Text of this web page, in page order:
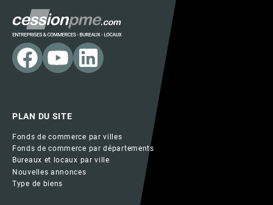
PLAN DU SITE
Fonds de commerce par villes
Fonds de commerce par départements
Bureaux et locaux par ville
Nouvelles annonces
Type de biens